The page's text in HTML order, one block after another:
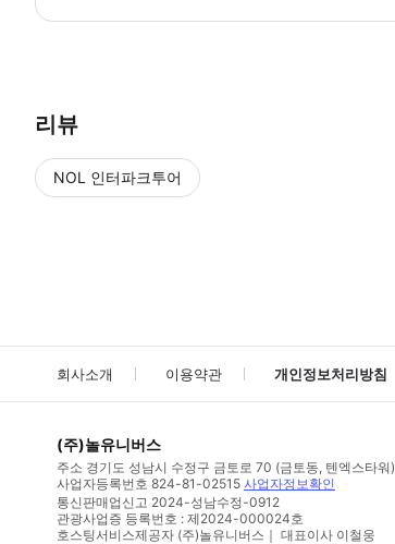
리뷰
NOL 인터파크투어
회사소개 이용약관 개인정보처리방침
(주)놀유니버스
주소 경기도 성남시 수정구 금토로 70 (금토동, 텐엑스타워)
사업자등록번호 824-81-02515 사업자정보확인
통신판매업신고 2024-성남수정-0912
관광사업증 등록번호 : 제2024-000024호
호스팅서비스제공자 (주)놀유니버스｜ 대표이사 이철웅